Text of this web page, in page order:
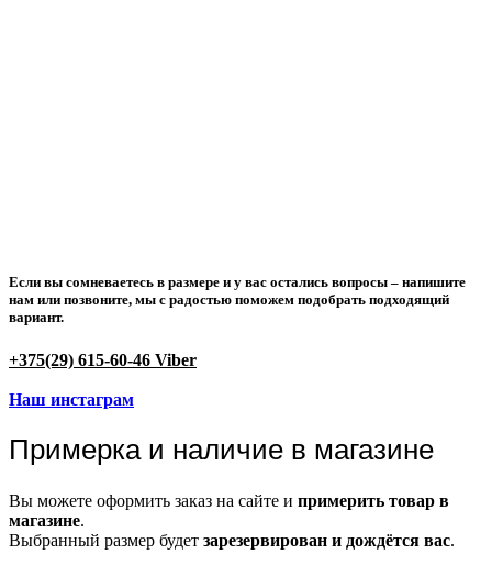
Если вы сомневаетесь в размере и у вас остались вопросы – напишите
нам или позвоните, мы с радостью поможем подобрать подходящий
вариант.
+375(29) 615-60-46 Viber
Наш инстаграм
Примерка и наличие в магазине
Вы можете оформить заказ на сайте и примерить товар в
магазине.
Выбранный размер будет зарезервирован и дождётся вас.